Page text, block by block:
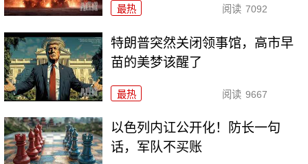
最热 阅读 7092
特朗普突然关闭领事馆，高市早
苗的美梦该醒了
最热 阅读 9667
以色列内讧公开化！防长一句
话，军队不买账